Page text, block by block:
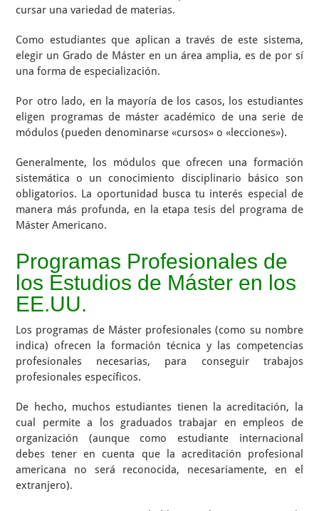
cursar una variedad de materias.
Como estudiantes que aplican a través de este sistema,
elegir un Grado de Máster en un área amplia, es de por sí
una forma de especialización.
Por otro lado, en la mayoría de los casos, los estudiantes
eligen programas de máster académico de una serie de
módulos (pueden denominarse «cursos» o «lecciones»).
Generalmente, los módulos que ofrecen una formación
sistemática o un conocimiento disciplinario básico son
obligatorios. La oportunidad busca tu interés especial de
manera más profunda, en la etapa tesis del programa de
Máster Americano.
Programas Profesionales de
los Estudios de Máster en los
EE.UU.
Los programas de Máster profesionales (como su nombre
indica) ofrecen la formación técnica y las competencias
profesionales necesarias, para conseguir trabajos
profesionales específicos.
De hecho, muchos estudiantes tienen la acreditación, la
cual permite a los graduados trabajar en empleos de
organización (aunque como estudiante internacional
debes tener en cuenta que la acreditación profesional
americana no será reconocida, necesariamente, en el
extranjero).